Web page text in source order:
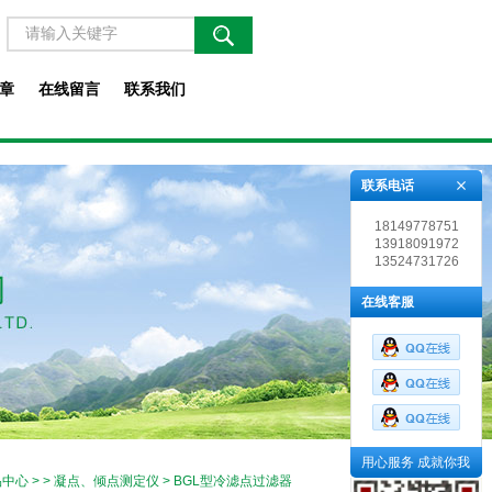
在线留言 联系我们
心 > > 凝点、倾点测定仪 > BGL型冷滤点过滤器
联系电话
18149778751
13918091972
13524731726
在线客服
用心服务 成就你我